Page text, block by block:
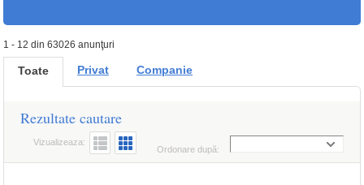
1 - 12 din 63026 anunţuri
Toate Privat Companie
Rezultate cautare
Ordonare după:
Vizualizeaza: